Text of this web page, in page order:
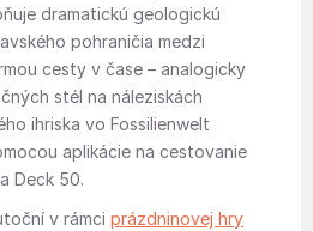
dramatickú geologickú
pohraničia medzi
cesty v čase – analogicky
stél na náleziskách
ihriska vo Fossilienwelt
aplikácie na cestovanie
Deck 50.
v rámci prázdninovej hry